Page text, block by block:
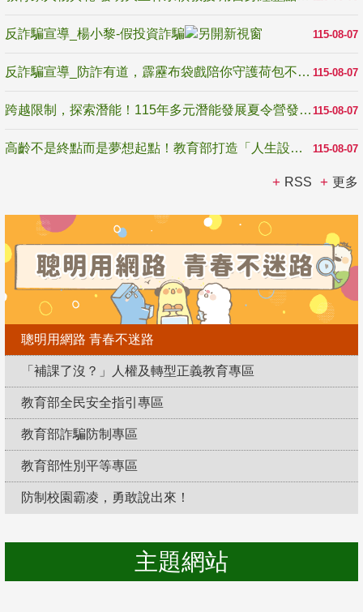
115-08-07
反詐騙宣導_楊小黎-假投資詐騙
115-08-07
反詐騙宣導_防詐有道，霹靂布袋戲陪你守護荷包不受騙
115-08-07
跨越限制，探索潛能！115年多元潛能發展夏令營發掘生命無限可能
115-08-07
高齡不是終點而是夢想起點！教育部打造「人生設計夢工場」 參展第3屆高齡健康產業博覽會
RSS 更多
聰明用網路 青春不迷路
「補課了沒？」人權及轉型正義教育專區
教育部全民安全指引專區
教育部詐騙防制專區
教育部性別平等專區
防制校園霸凌，勇敢說出來！
主題網站